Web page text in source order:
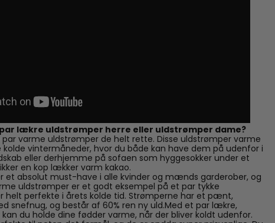
lækre uldstrømper herre eller uldstrømper dame?
par varme uldstrømper de helt rette. Disse uldstrømper varme
vintermåneder, hvor du både kan have dem på udenfor i
eller derhjemme på sofaen som hyggesokker under et
en kop lækker varm kakao.
et absolut must-have i alle kvinder og mænds garderober, og
uldstrømper er et godt eksempel på et par tykke
helt perfekte i årets kolde tid. Strømperne har et pænt,
snefnug, og består af 60% ren ny uld.Med et par lækre,
du holde dine fødder varme, når der bliver koldt udenfor.